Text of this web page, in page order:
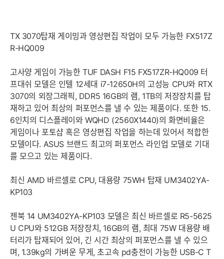
TX 3070탑재 게이밍과 영상편집 작업이 모두 가능한 FX517Z
R-HQ009
고사양 게임이 가능한 TUF DASH F15 FX517ZR-HQ009 터
프대쉬 모델은 인텔 12세대 i7-12650H의 고성능 CPU와 RTX
3070의 외장그래픽, DDR5 16GB의 램, 1TB의 저장장치를 탑
재하고 있어 최상의 퍼포먼스를 낼 수 있는 제품이다. 또한 15.
6인치의 디스플레이와 WQHD (2560X1440)의 화면비율은
게임이나 포토샵 혹은 영상편집 작업을 하는데 있어서 적합한
모델이다. ASUS 브랜드 최고의 퍼포먼스 라인업 모델로 기대
를 모으고 있는 제품이다.
최신 AMD 바르셀로 CPU, 대용량 75WH 탑재 UM3402YA-
KP103
젠북 14 UM3402YA-KP103 모델은 최신 바르셀로 R5-5625
U CPU와 512GB 저장장치, 16GB의 램, 최대 75W 대용량 배
터리가 탑재되어 있어, 긴 시간 최상의 퍼포먼스를 낼 수 있으
며, 1.39kg의 가벼운 무게, 초고속 pd충전이 가능한 USB-C T